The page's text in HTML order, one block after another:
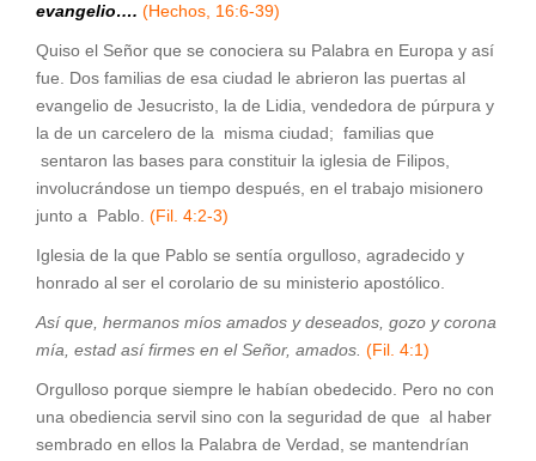
evangelio…. (Hechos, 16:6-39)
Quiso el Señor que se conociera su Palabra en Europa y así
fue. Dos familias de esa ciudad le abrieron las puertas al
evangelio de Jesucristo, la de Lidia, vendedora de púrpura y
la de un carcelero de la misma ciudad; familias que
sentaron las bases para constituir la iglesia de Filipos,
involucrándose un tiempo después, en el trabajo misionero
junto a Pablo. (Fil. 4:2-3)
Iglesia de la que Pablo se sentía orgulloso, agradecido y
honrado al ser el corolario de su ministerio apostólico.
Así que, hermanos míos amados y deseados, gozo y corona
mía, estad así firmes en el Señor, amados. (Fil. 4:1)
Orgulloso porque siempre le habían obedecido. Pero no con
una obediencia servil sino con la seguridad de que al haber
sembrado en ellos la Palabra de Verdad, se mantendrían